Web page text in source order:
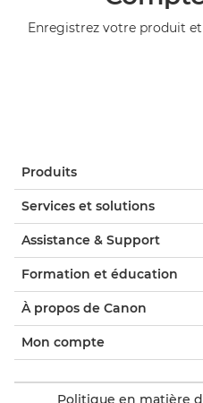
Enregistrez votre produit
Produits
Services et solutions
Assistance & Support
Formation et éducation
À propos de Canon
Mon compte
Politique en matière